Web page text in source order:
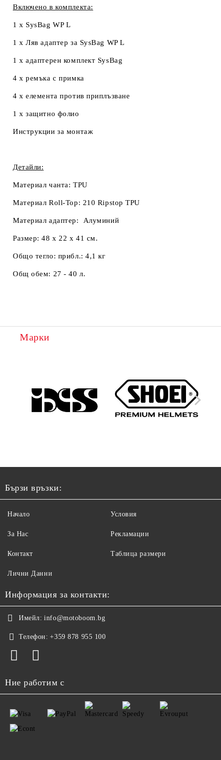
Включено в комплекта:
1 x SysBag WP L
1 x Ляв адаптер за SysBag WP L
1 x адаптерен комплект SysBag
4 х ремъка с примка
4 х елемента против приплъзване
1 x защитно фолио
Инструкции за монтаж
Детайли:
Материал чанта: TPU
Материал Roll-Top: 210 Ripstop TPU
Материал адаптер: Алуминий
Размер:48 x 22 x 41 см.
Общо тегло: прибл.: 4,1 кг
Общ обем: 27 - 40 л.
Марки
Бързи връзки:
Начало
За Нас
Контакт
Лични Данни
Условия
Рекламации
Таблица размери
Информация за контакти:
Имейл: info@motoboom.bg
Телефон: +359 878 955 100
Ние работим с